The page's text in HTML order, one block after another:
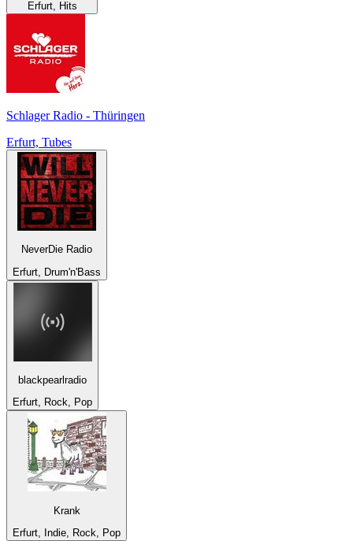
Erfurt, Hits
Schlager Radio - Thüringen
Erfurt, Tubes
NeverDie Radio
Erfurt, Drum'n'Bass
blackpearlradio
Erfurt, Rock, Pop
Krank
Erfurt, Indie, Rock, Pop